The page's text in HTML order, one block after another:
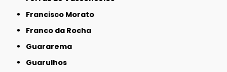
Francisco Morato
Franco da Rocha
Guararema
Guarulhos